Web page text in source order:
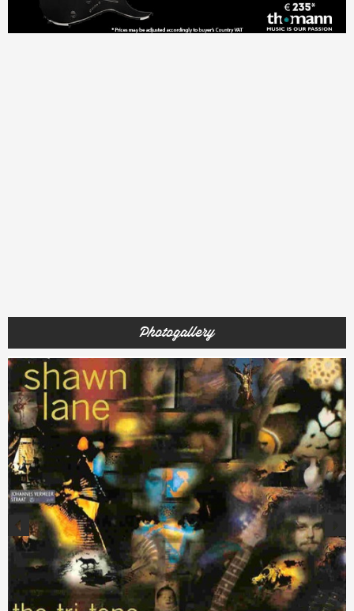
Photogallery